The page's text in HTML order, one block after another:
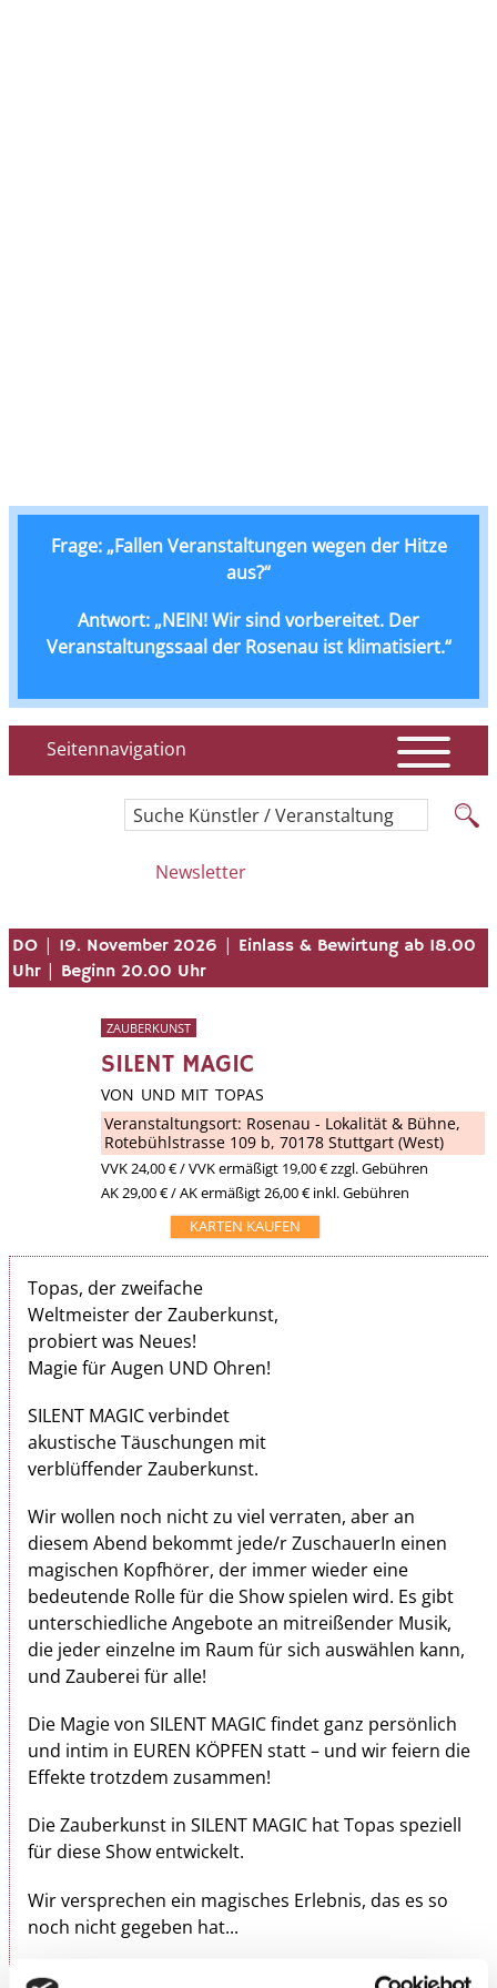
Frage: „Fallen Veranstaltungen wegen der Hitze
aus?“
Antwort: „NEIN! Wir sind vorbereitet. Der
Veranstaltungssaal der Rosenau ist klimatisiert.“
Seitennavigation
Suche Künstler / Veranstaltung
Newsletter
DO | 19. November 2026 | Einlass & Bewirtung ab 18.00
Uhr | Beginn 20.00 Uhr
ZAUBERKUNST
SILENT MAGIC
VON UND MIT TOPAS
Veranstaltungsort: Rosenau - Lokalität & Bühne,
Rotebühlstrasse 109 b, 70178 Stuttgart (West)
VVK24,00 €/ VVK ermäßigt 19,00 € zzgl. Gebühren
AK 29,00 € / AK ermäßigt 26,00 € inkl. Gebühren
KARTEN KAUFEN
Topas, der zweifache
Weltmeister der Zauberkunst,
probiert was Neues!
Magie für Augen UND Ohren!
SILENT MAGIC verbindet
akustische Täuschungen mit
verblüffender Zauberkunst.
Wir wollen noch nicht zu viel verraten, aber an
diesem Abend bekommt jede/r ZuschauerIn einen
magischen Kopfhörer, der immer wieder eine
bedeutende Rolle für die Show spielen wird. Es gibt
unterschiedliche Angebote an mitreißender Musik,
die jeder einzelne im Raum für sich auswählen kann,
und Zauberei für alle!
Die Magie von SILENT MAGIC findet ganz persönlich
und intim in EUREN KÖPFEN statt – und wir feiern die
Effekte trotzdem zusammen!
Die Zauberkunst in SILENT MAGIC hat Topas speziell
für diese Show entwickelt.
Wir versprechen ein magisches Erlebnis, das es so
noch nicht gegeben hat...
Viel Spaß mit SILENT MAGIC!